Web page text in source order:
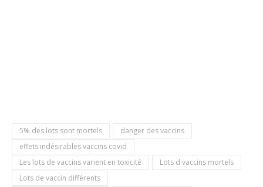
5% des lots sont mortels
danger des vaccins
effets indésirables vaccins covid
Les lots de vaccins varient en toxicité
Lots d vaccins mortels
Lots de vaccin différents